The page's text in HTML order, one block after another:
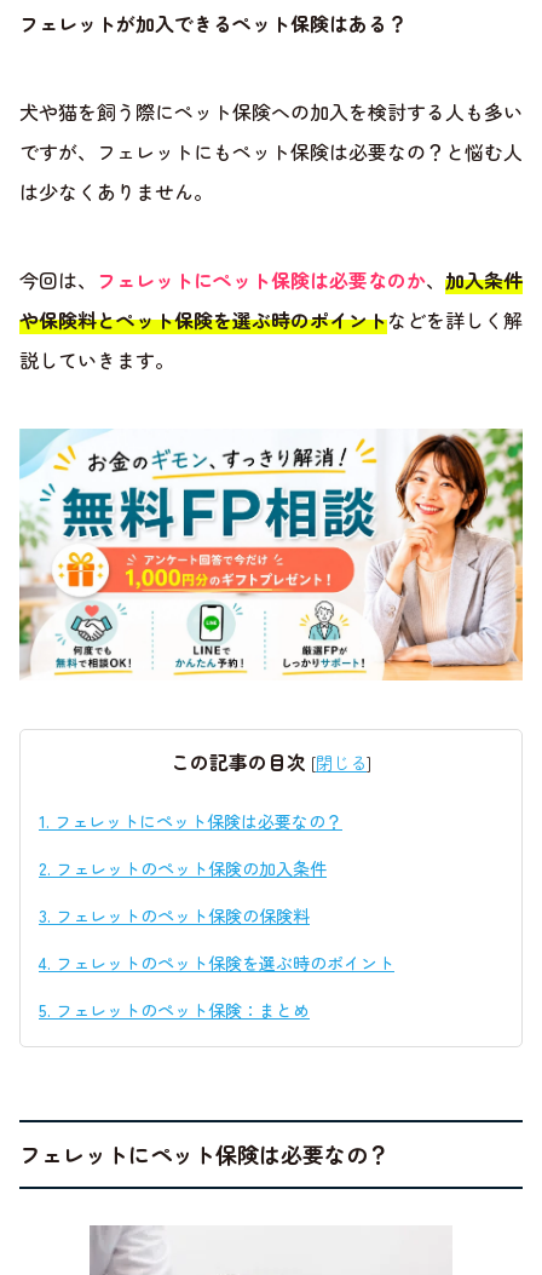
フェレットが加入できるペット保険はある？
犬や猫を飼う際にペット保険への加入を検討する人も多い
ですが、フェレットにもペット保険は必要なの？と悩む人
は少なくありません。
今回は、 フェレットにペット保険は必要なのか、 加入条件
や保険料とペット保険を選ぶ時のポイントなどを詳しく解
説していきます。
この記事の目次 [閉じる]
1. フェレットにペット保険は必要なの？
2. フェレットのペット保険の加入条件
3. フェレットのペット保険の保険料
4. フェレットのペット保険を選ぶ時のポイント
5. フェレットのペット保険：まとめ
フェレットにペット保険は必要なの？